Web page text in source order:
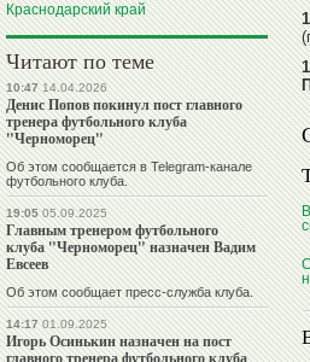
Краснодарский край
Читают по теме
10:4714.04.2026
Денис Попов покинул пост главного
тренера футбольного клуба
"Черноморец"
Об этом сообщается в Telegram-канале
футбольного клуба.
19:0505.09.2025
Главным тренером футбольного
клуба "Черноморец" назначен Вадим
Евсеев
Об этом сообщает пресс-служба клуба.
14:1701.09.2025
Игорь Осинькин назначен на пост